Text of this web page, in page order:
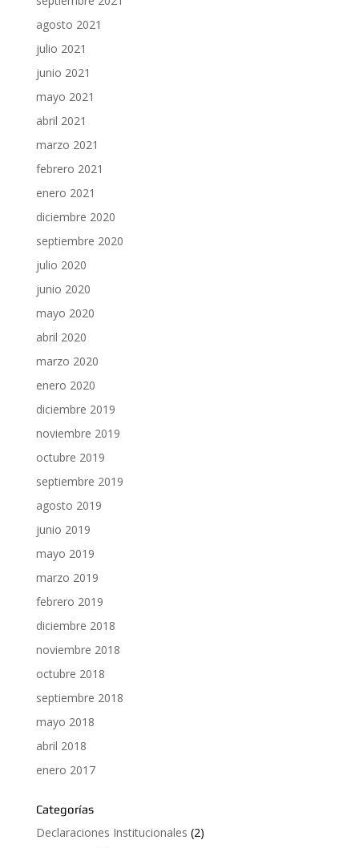
agosto 2021
julio 2021
junio 2021
mayo 2021
abril 2021
marzo 2021
febrero 2021
enero 2021
diciembre 2020
septiembre 2020
julio 2020
junio 2020
mayo 2020
abril 2020
marzo 2020
enero 2020
diciembre 2019
noviembre 2019
octubre 2019
septiembre 2019
agosto 2019
junio 2019
mayo 2019
marzo 2019
febrero 2019
diciembre 2018
noviembre 2018
octubre 2018
septiembre 2018
mayo 2018
abril 2018
enero 2017
Categorías
Declaraciones Institucionales (2)